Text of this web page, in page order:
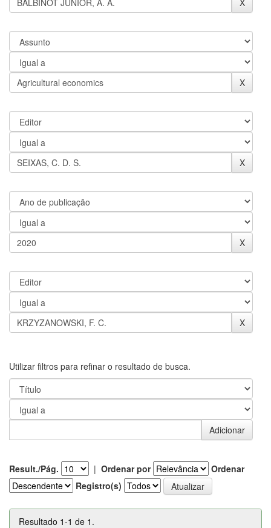
Utilizar filtros para refinar o resultado de busca.
Result./Pág. | Ordenar por
Ordenar
Registro(s)
Resultado 1-1 de 1.